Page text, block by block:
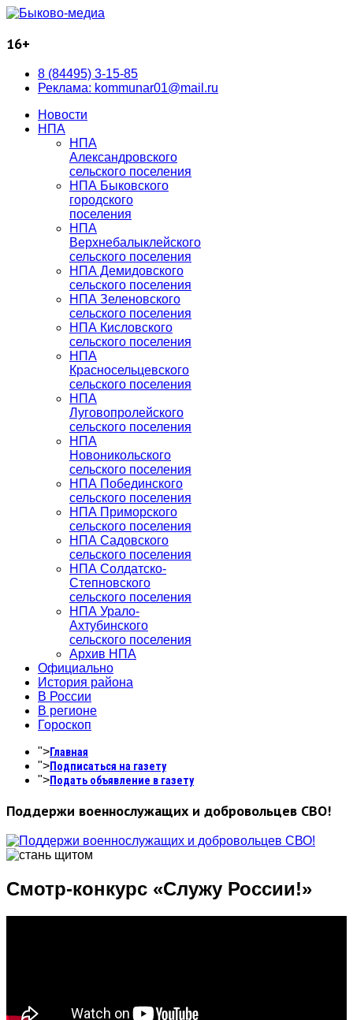
16+
8 (84495) 3-15-85
Реклама: kommunar01@mail.ru
Новости
НПА
НПА
Александровского
сельского поселения
НПА Быковского
городского
поселения
НПА
Верхнебалыклейского
сельского поселения
НПА Демидовского
сельского поселения
НПА Зеленовского
сельского поселения
НПА Кисловского
сельского поселения
НПА
Красносельцевского
сельского поселения
НПА
Луговопролейского
сельского поселения
НПА
Новоникольского
сельского поселения
НПА Побединского
сельского поселения
НПА Приморского
сельского поселения
НПА Садовского
сельского поселения
НПА Солдатско-
Степновского
сельского поселения
НПА Урало-
Ахтубинского
сельского поселения
Архив НПА
Официально
История района
В России
В регионе
Гороскоп
">Главная
">Подписаться на газету
">Подать объявление в газету
Поддержи военнослужащих и добровольцев СВО!
Смотр-конкурс «Служу России!»